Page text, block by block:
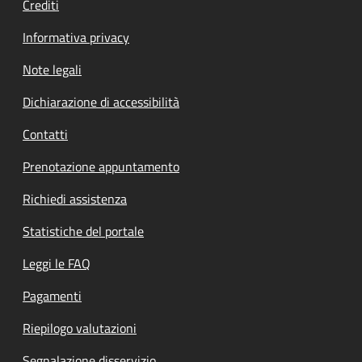
Crediti
Informativa privacy
Note legali
Dichiarazione di accessibilità
Contatti
Prenotazione appuntamento
Richiedi assistenza
Statistiche del portale
Leggi le FAQ
Pagamenti
Riepilogo valutazioni